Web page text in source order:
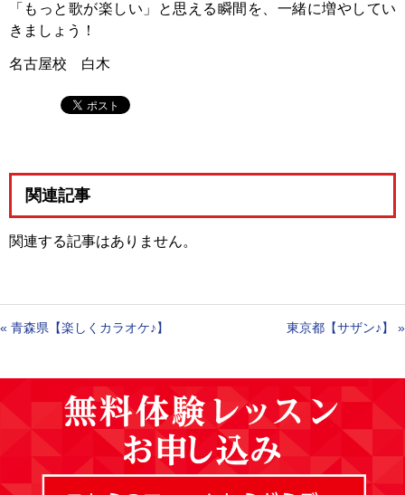
「もっと歌が楽しい」と思える瞬間を、一緒に増やしてい
きましょう！
名古屋校 白木
関連記事
関連する記事はありません。
« 青森県【楽しくカラオケ♪】 東京都【サザン♪】 »